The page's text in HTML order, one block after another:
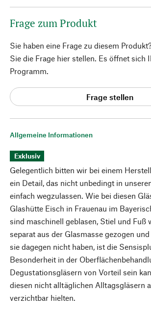
Allgemeine Informationen
Exklusiv
Gelegentlich bitten wir bei einem
ein Detail, das nicht unbedingt in
einfach wegzulassen. Wie bei diesen
Glashütte Eisch in Frauenau im
sind maschinell geblasen, Stiel und Fuß
separat aus der Glasmasse gezogen
sie dagegen nicht haben, ist die
Besonderheit in der
Degustationsgläsern von Vorteil sein
diesen nicht alltäglichen Alltagsgläsern
verzichtbar hielten.
Frage zum Produkt
Sie haben eine Frage zu diesem
Sie die Frage hier stellen. Es öffnet sich
Programm.
Frage stellen